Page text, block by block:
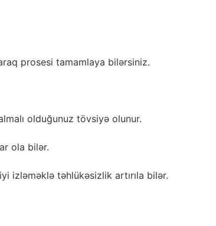
prosesi tamamlaya bilərsiniz.
olduğunuz tövsiyə olunur.
ola bilər.
təhlükəsizlik artırıla bilər.